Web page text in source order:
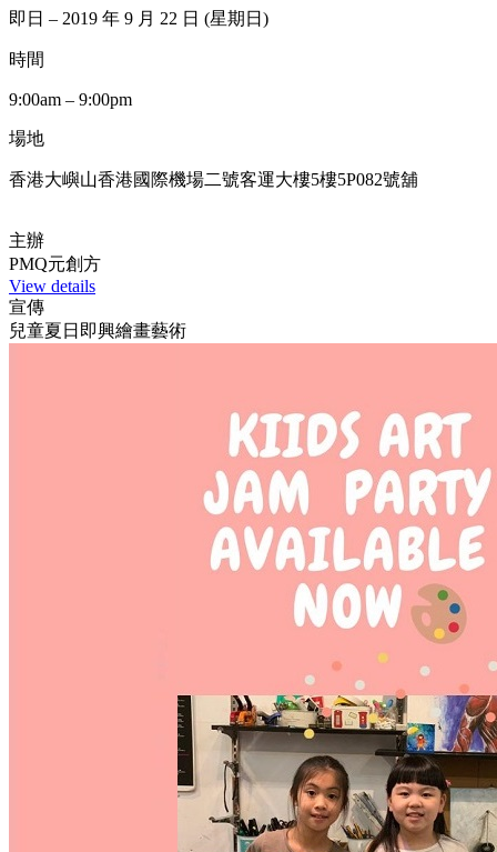
即日 – 2019 年 9 月 22 日 (星期日)
時間
9:00am – 9:00pm
場地
香港大嶼山香港國際機場二號客運大樓5樓5P082號舖
主辦
PMQ元創方
View details
宣傳
兒童夏日即興繪畫藝術